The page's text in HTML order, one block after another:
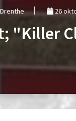
26
"Killer